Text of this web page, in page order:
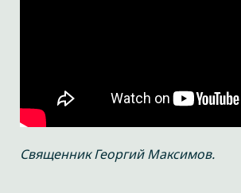
Священник Георгий Максимов.